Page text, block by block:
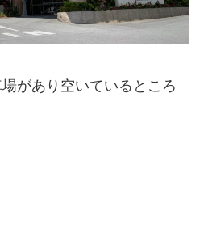
があり空いているところ